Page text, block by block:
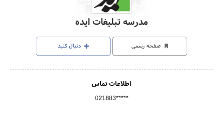
مدرسه تبلیغات ایده
صفحه رسمی دنبال کنید
اطلاعات تماس
021883*****